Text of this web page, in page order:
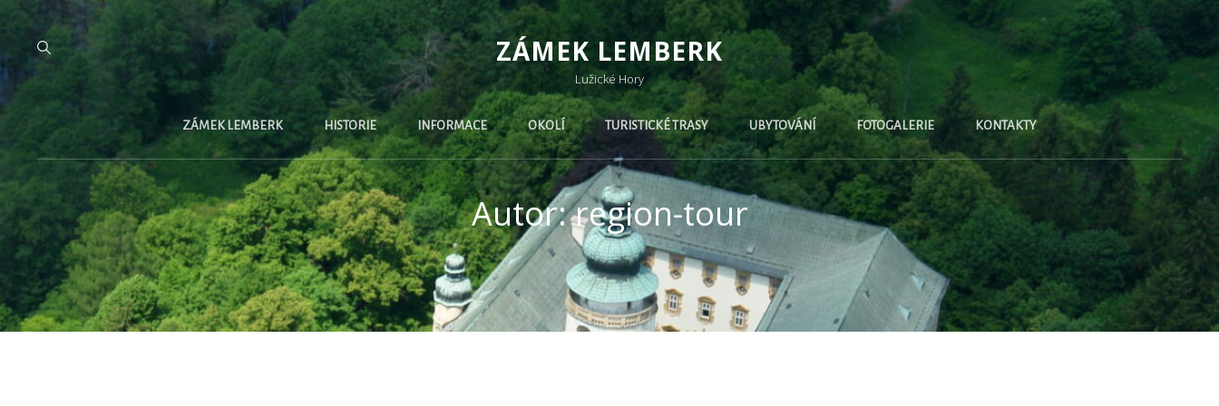
ZÁMEK LEMBERK
Lužické Hory
ZÁMEK LEMBERK HISTORIE INFORMACE OKOLÍ TURISTICKÉ TRASY UBYTOVÁNÍ FOTOGALERIE KONTAKTY
Autor:region-tour